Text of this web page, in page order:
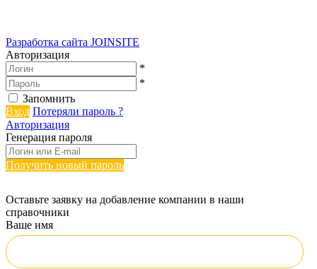
Разработка сайта JOINSITE
Авторизация
*
*
Запомнить
Вход Потеряли пароль ?
Авторизация
Генерация пароля
Получить новый пароль
Оставьте заявку на добавление компании в наши
справочники
Ваше имя